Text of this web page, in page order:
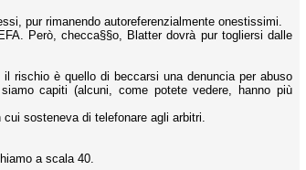
pur rimanendo autoreferenzialmente onestissimi.
Però, checca§§o, Blatter dovrà pur togliersi dalle
rischio è quello di beccarsi una denuncia per abuso
capiti (alcuni, come potete vedere, hanno più
sosteneva di telefonare agli arbitri.
a scala 40.
della potenza
(vedi regole del